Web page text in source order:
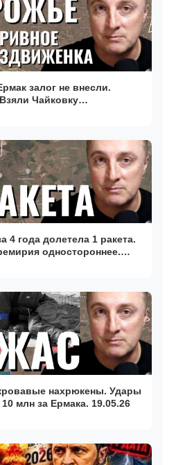
залог не внесли.
Чайковку
4 года долетела 1 ракета.
одностороннее.
нахрюкены. Удары
млн за Ермака. 19.05.26